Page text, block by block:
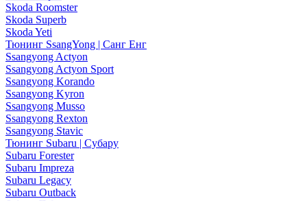
Skoda Roomster
Skoda Superb
Skoda Yeti
Тюнинг SsangYong | Санг Енг
Ssangyong Actyon
Ssangyong Actyon Sport
Ssangyong Korando
Ssangyong Kyron
Ssangyong Musso
Ssangyong Rexton
Ssangyong Stavic
Тюнинг Subaru | Субару
Subaru Forester
Subaru Impreza
Subaru Legacy
Subaru Outback